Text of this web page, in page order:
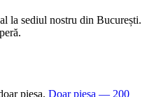
la sediul nostru din București.
piesa. Doar piesa — 200